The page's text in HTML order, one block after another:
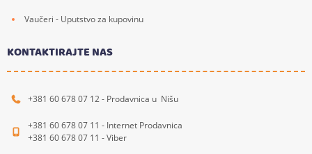
Vaučeri - Uputstvo za kupovinu
KONTAKTIRAJTE NAS
+381 60 678 07 12 - Prodavnica u Nišu
+381 60 678 07 11 - Internet Prodavnica
+381 60 678 07 11 - Viber